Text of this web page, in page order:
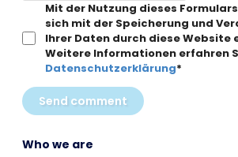
Mit der Nutzung dieses
sich mit der Speicherung und
Ihrer Daten durch diese Website
Weitere Informationen erfahren
Datenschutzerklärung*
Send comment
Who we are